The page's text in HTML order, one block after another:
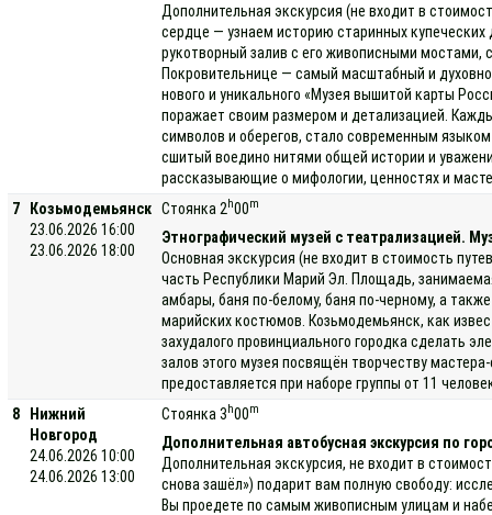
Дополнительная экскурсия (не входит в
сердце — узнаем историю старинных
рукотворный залив с его живописными
Покровительнице — самый масштабный и
нового и уникального «Музея вышитой карты
поражает своим размером и детализацией.
символов и оберегов, стало современным
сшитый воедино нитями общей истории и
рассказывающие о мифологии, ценностях и
7
Козьмодемьянск
23.06.2026 16:00
23.06.2026 18:00
Стоянка 2 h00m
Этнографический музей с театрализацией.
Основная экскурсия (не входит в стоимость
часть Республики Марий Эл. Площадь,
амбары, баня по-белому, баня по-черному, а
марийских костюмов. Козьмодемьянск, как
захудалого провинциального городка сделать
залов этого музея посвящён творчеству
предоставляется при наборе группы от 11
8
Нижний
Новгород
24.06.2026 10:00
24.06.2026 13:00
Стоянка 3 h00m
Дополнительная автобусная экскурсия по
Дополнительная экскурсия, не входит в
снова зашёл») подарит вам полную свободу:
Вы проедете по самым живописным улицам и